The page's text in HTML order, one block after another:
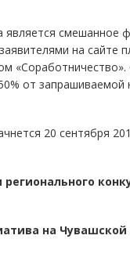
смешанное
на сайте
от запрашиваемой
20 сентября
на